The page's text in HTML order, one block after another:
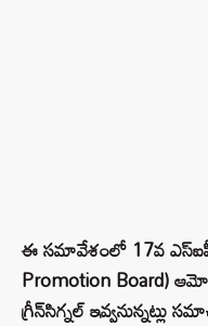
ఈ సమావేశంలో 17వ
Promotion Board)
గ్రీన్‌సిగ్నల్ ఇవ్వనున్నట్లు